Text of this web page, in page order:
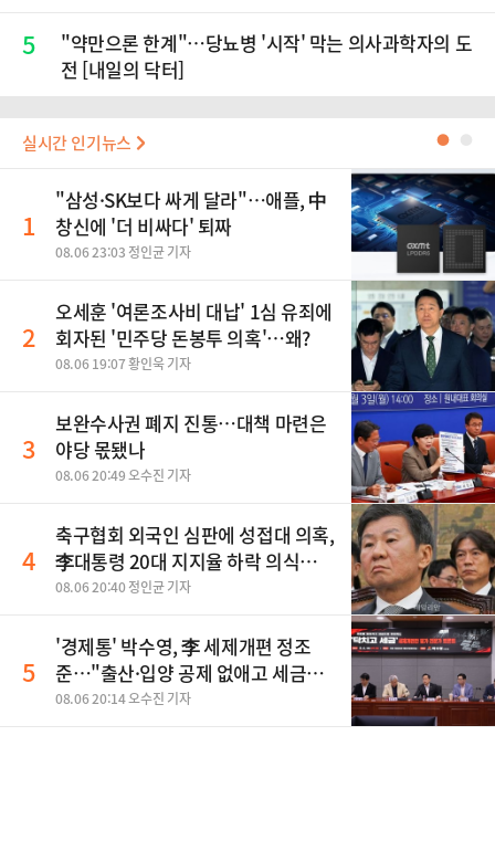
5
"약만으론 한계"…당뇨병 '시작' 막는 의사과학자의 도
전 [내일의 닥터]
실시간 인기뉴스 ●
1
"삼성·SK보다 싸게 달라"…애플, 中
창신에 '더 비싸다' 퇴짜
08.06 23:03 정인균 기자
2
오세훈 '여론조사비 대납' 1심 유죄에
회자된 '민주당 돈봉투 의혹'…왜?
08.06 19:07 황인욱 기자
3
보완수사권 폐지 진통…대책 마련은
야당 몫됐나
08.06 20:49 오수진 기자
4
축구협회 외국인 심판에 성접대 의혹,
李대통령 20대 지지율 하락 의식했
나, 삼전닉스 올인은 금물, SK하이닉
민석 "과반 승리 가능성 99%" 등
08.06 20:40 정인균 기자
5
'경제통' 박수영, 李 세제개편 정조
준…"출산·입양 공제 없애고 세금폭
탄"
08.06 20:14 오수진 기자